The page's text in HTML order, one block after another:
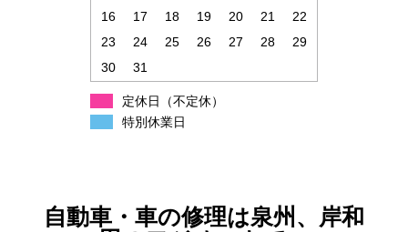
16
17 18 19 20 21
22
23
24 25 26 27 28
29
30
31
定休日（不定休）
特別休業日
自動車・車の修理は泉州、岸和